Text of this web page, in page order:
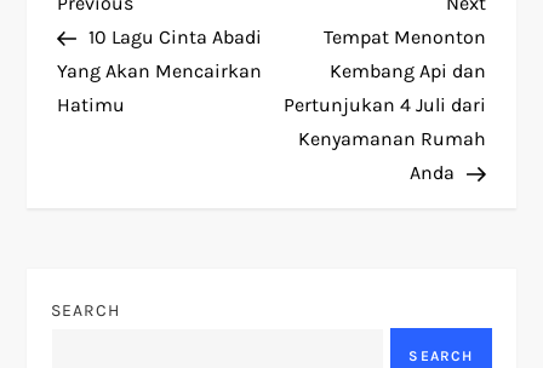
P
o
s
a
Post10 Lagu Cinta Abadi
Yang Akan Mencairkan
Hatimu
Post
Tempat Menonton
Kembang Api dan
Pertunjukan 4 Juli dari
Kenyamanan Rumah
Anda
SEARCH
SEARCH